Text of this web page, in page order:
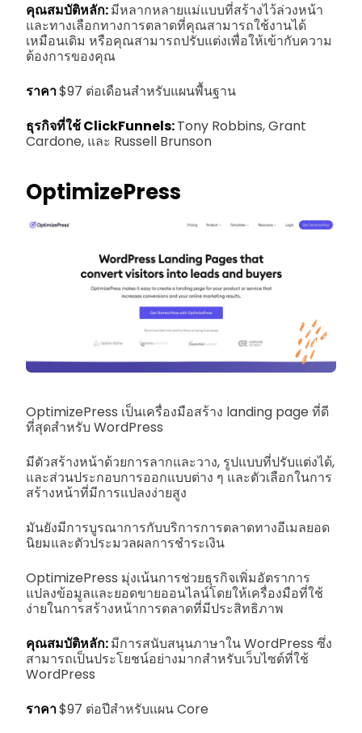
คุณสมบัติหลัก:มีหลากหลายแม่แบบที่สร้างไว้ล่วงหน้า
และทางเลือกทางการตลาดที่คุณสามารถใช้งานได้
เหมือนเดิม หรือคุณสามารถปรับแต่งเพื่อให้เข้ากับความ
ต้องการของคุณ
ราคา$97 ต่อเดือนสำหรับแผนพื้นฐาน
ธุรกิจที่ใช้ ClickFunnels:Tony Robbins, Grant
Cardone, และ Russell Brunson
OptimizePress
OptimizePress เป็นเครื่องมือสร้าง landing page ที่ดี
ที่สุดสำหรับ WordPress
มีตัวสร้างหน้าด้วยการลากและวาง, รูปแบบที่ปรับแต่งได้,
และส่วนประกอบการออกแบบต่าง ๆ และตัวเลือกในการ
สร้างหน้าที่มีการแปลงง่ายสูง
มันยังมีการบูรณาการกับบริการการตลาดทางอีเมลยอด
นิยมและตัวประมวลผลการชำระเงิน
OptimizePress มุ่งเน้นการช่วยธุรกิจเพิ่มอัตราการ
แปลงข้อมูลและยอดขายออนไลน์โดยให้เครื่องมือที่ใช้
ง่ายในการสร้างหน้าการตลาดที่มีประสิทธิภาพ
คุณสมบัติหลัก:มีการสนับสนุนภาษาใน WordPress ซึ่ง
สามารถเป็นประโยชน์อย่างมากสำหรับเว็บไซต์ที่ใช้
WordPress
ราคา$97 ต่อปีสำหรับแผน Core